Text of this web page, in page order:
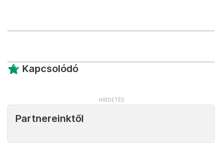
Kapcsolódó
Partnereinktől